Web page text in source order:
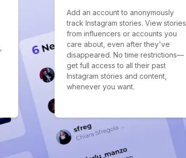
Add an account to anonymously
track Instagram stories. View stories
from influencers or accounts you
care about, even after they've
disappeared. No time restrictions—
get full access to all their past
Instagram stories and content,
whenever you want.